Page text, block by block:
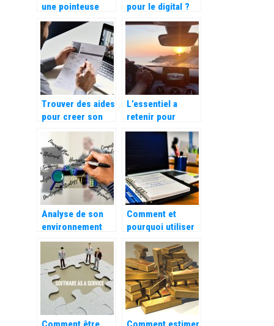
une pointeuse
dans votre
entreprise pour le
calcul
automatique des
heures de travail
pour le digital ?
Trouver des aides
pour creer son
entreprise
L’essentiel a
retenir pour
souscrire une
assurance auto
Analyse de son
environnement
concurrentiel,
que signifie
exactement les
cinq forces de
Porter ?
Comment et
pourquoi utiliser
un logiciel de
gestion de
conges ?